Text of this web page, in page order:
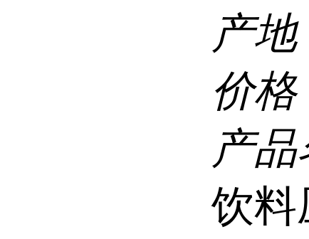
产地
价格
产
饮料